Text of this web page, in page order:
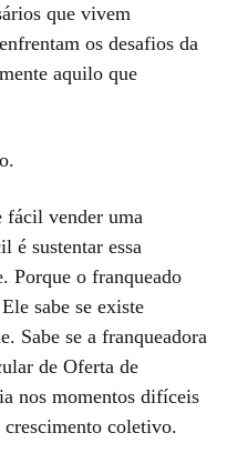
que vivem
os desafios da
aquilo que
fácil vender uma
é sustentar essa
Porque o franqueado
sabe se existe
Sabe se a franqueadora
de Oferta de
nos momentos difíceis
coletivo.